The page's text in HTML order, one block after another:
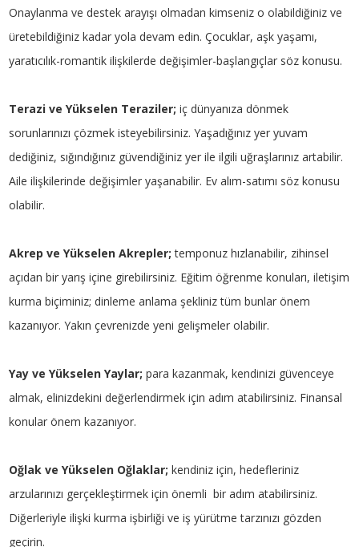
Onaylanma ve destek arayışı olmadan kimseniz o olabildiğiniz ve
üretebildiğiniz kadar yola devam edin. Çocuklar, aşk yaşamı,
yaratıcılık-romantik ilişkilerde değişimler-başlangıçlar söz konusu.
Terazi ve Yükselen Teraziler; iç dünyanıza dönmek
sorunlarınızı çözmek isteyebilirsiniz. Yaşadığınız yer yuvam
dediğiniz, sığındığınız güvendiğiniz yer ile ilgili uğraşlarınız artabilir.
Aile ilişkilerinde değişimler yaşanabilir. Ev alım-satımı söz konusu
olabilir.
Akrep ve Yükselen Akrepler; temponuz hızlanabilir, zihinsel
açıdan bir yarış içine girebilirsiniz. Eğitim öğrenme konuları, iletişim
kurma biçiminiz; dinleme anlama şekliniz tüm bunlar önem
kazanıyor. Yakın çevrenizde yeni gelişmeler olabilir.
Yay ve Yükselen Yaylar; para kazanmak, kendinizi güvenceye
almak, elinizdekini değerlendirmek için adım atabilirsiniz. Finansal
konular önem kazanıyor.
Oğlak ve Yükselen Oğlaklar; kendiniz için, hedefleriniz
arzularınızı gerçekleştirmek için önemli bir adım atabilirsiniz.
Diğerleriyle ilişki kurma işbirliği ve iş yürütme tarzınızı gözden
geçirin.